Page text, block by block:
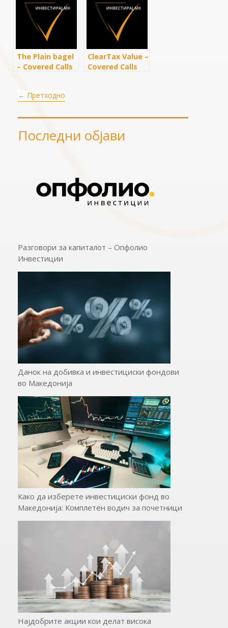
Why Doesn’t
Everybody Use
Them?
The Plain bagel
– Covered Calls
ClearTax Value –
Covered Calls
← Претходно
Последни објави
Разговори за капиталот – Опфолио
Инвестиции
Данок на добивка и инвестициски фондови
во Македонија
Како да изберете инвестициски фонд во
Македонија: Комплетен водич за почетници
Најдобрите акции кои делат висока